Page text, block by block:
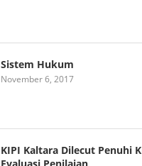
Sistem Hukum
November 6, 2017
KIPI Kaltara Dilecut Penuhi